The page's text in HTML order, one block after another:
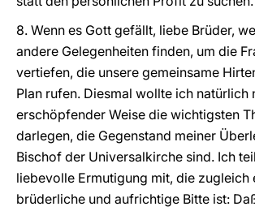
8. Wenn es Gott gefällt, liebe Brüder,
andere Gelegenheiten finden, um die
vertiefen, die unsere gemeinsame
Plan rufen. Diesmal wollte ich natürlich
erschöpfender Weise die wichtigsten
darlegen, die Gegenstand meiner
Bischof der Universalkirche sind. Ich
liebevolle Ermutigung mit, die zugleich
brüderliche und aufrichtige Bitte ist: